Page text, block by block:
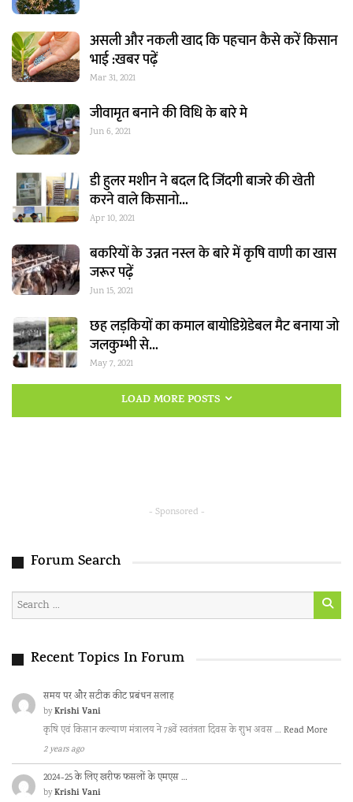
असली और नकली खाद कि पहचान कैसे करें किसान
भाई :खबर पढ़ें
Mar 31, 2021
जीवामृत बनाने की विधि के बारे मे
Jun 6, 2021
डी हुलर मशीन ने बदल दि जिंदगी बाजरे की खेती
करने वाले किसानो…
Apr 10, 2021
बकरियों के उन्नत नस्ल के बारे में कृषि वाणी का खास
जरूर पढ़ें
Jun 15, 2021
छह लड़कियों का कमाल बायोडिग्रेडेबल मैट बनाया जो
जलकुम्भी से…
May 7, 2021
LOAD MORE POSTS
- Sponsored -
Forum Search
Recent Topics In Forum
समय पर और सटीक कीट प्रबंधन सलाह
byKrishi Vani
कृषि एवं किसान कल्याण मंत्रालय ने 78वें स्वतंत्रता दिवस के शुभ अवस … Read More
2 years ago
2024-25 के लिए खरीफ फसलों के एमएस …
byKrishi Vani